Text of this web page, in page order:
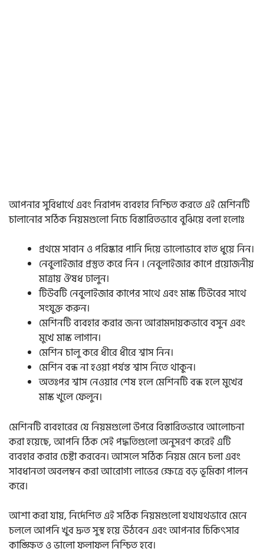
আপনার সুবিধার্থে এবং নিরাপদ ব্যবহার নিশ্চিত করতে এই মেশিনটি
চালানোর সঠিক নিয়মগুলো নিচে বিস্তারিতভাবে বুঝিয়ে বলা হলোঃ
প্রথমে সাবান ও পরিষ্কার পানি দিয়ে ভালোভাবে হাত ধুয়ে নিন।
নেবুলাইজার প্রস্তুত করে নিন । নেবুলাইজার কাপে প্রয়োজনীয়
মাত্রায় ঔষধ ঢালুন।
টিউবটি নেবুলাইজার কাপের সাথে এবং মাস্ক টিউবের সাথে
সংযুক্ত করুন।
মেশিনটি ব্যবহার করার জন্য আরামদায়কভাবে বসুন এবং
মুখে মাস্ক লাগান।
মেশিন চালু করে ধীরে ধীরে শ্বাস নিন।
মেশিন বন্ধ না হওয়া পর্যন্ত শ্বাস নিতে থাকুন।
অতঃপর শ্বাস নেওয়ার শেষ হলে মেশিনটি বন্ধ হলে মুখের
মাস্ক খুলে ফেলুন।
মেশিনটি ব্যবহারের যে নিয়মগুলো উপরে বিস্তারিতভাবে আলোচনা
করা হয়েছে, আপনি ঠিক সেই পদ্ধতিগুলো অনুসরণ করেই এটি
ব্যবহার করার চেষ্টা করবেন। আসলে সঠিক নিয়ম মেনে চলা এবং
সাবধানতা অবলম্বন করা আরোগ্য লাভের ক্ষেত্রে বড় ভূমিকা পালন
করে।
আশা করা যায়, নির্দেশিত এই সঠিক নিয়মগুলো যথাযথভাবে মেনে
চললে আপনি খুব দ্রুত সুস্থ হয়ে উঠবেন এবং আপনার চিকিৎসার
কাঙ্ক্ষিত ও ভালো ফলাফল নিশ্চিত হবে।